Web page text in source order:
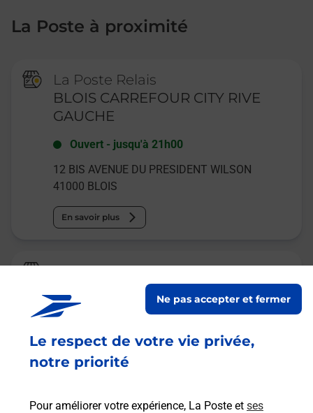
Le respect de votre vie privée,
notre priorité
Pour améliorer votre expérience, La Poste et ses
Ne pas accepter et fermer
La Poste à proximité
La Poste Relais
BLOIS CARREFOUR CITY RIVE
GAUCHE
Ouvert - jusqu'à 21h00
12 BIS AVENUE DU PRESIDENT WILSON
41000 BLOIS
En savoir plus
Relais Pickup
EPI SERVICE BLOIS
jusqu'à 08h00
2 RUE ANNE DE BRETAGNE
PLACE LOUIS XII
En savoir plus